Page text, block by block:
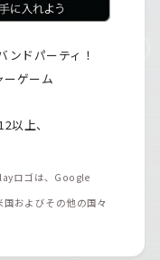
ンドパーティ！
ーゲーム
以上、
ロゴは、Google
およびその他の国々